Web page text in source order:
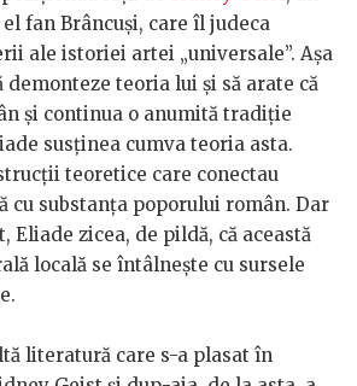
fan Brâncuși, care îl judeca
ale istoriei artei „universale”. Așa
demonteze teoria lui și să arate că
și continua o anumită tradiție
susținea cumva teoria asta.
teoretice care conectau
cu substanța poporului român. Dar
Eliade zicea, de pildă, că această
locală se întâlnește cu sursele
literatură care s-a plasat în